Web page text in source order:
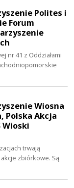
Polites i
Forum
nr 41 z Oddziałami
Wiosna
Polska Akcja
Wioski
trwają
zbiórkowe. Są